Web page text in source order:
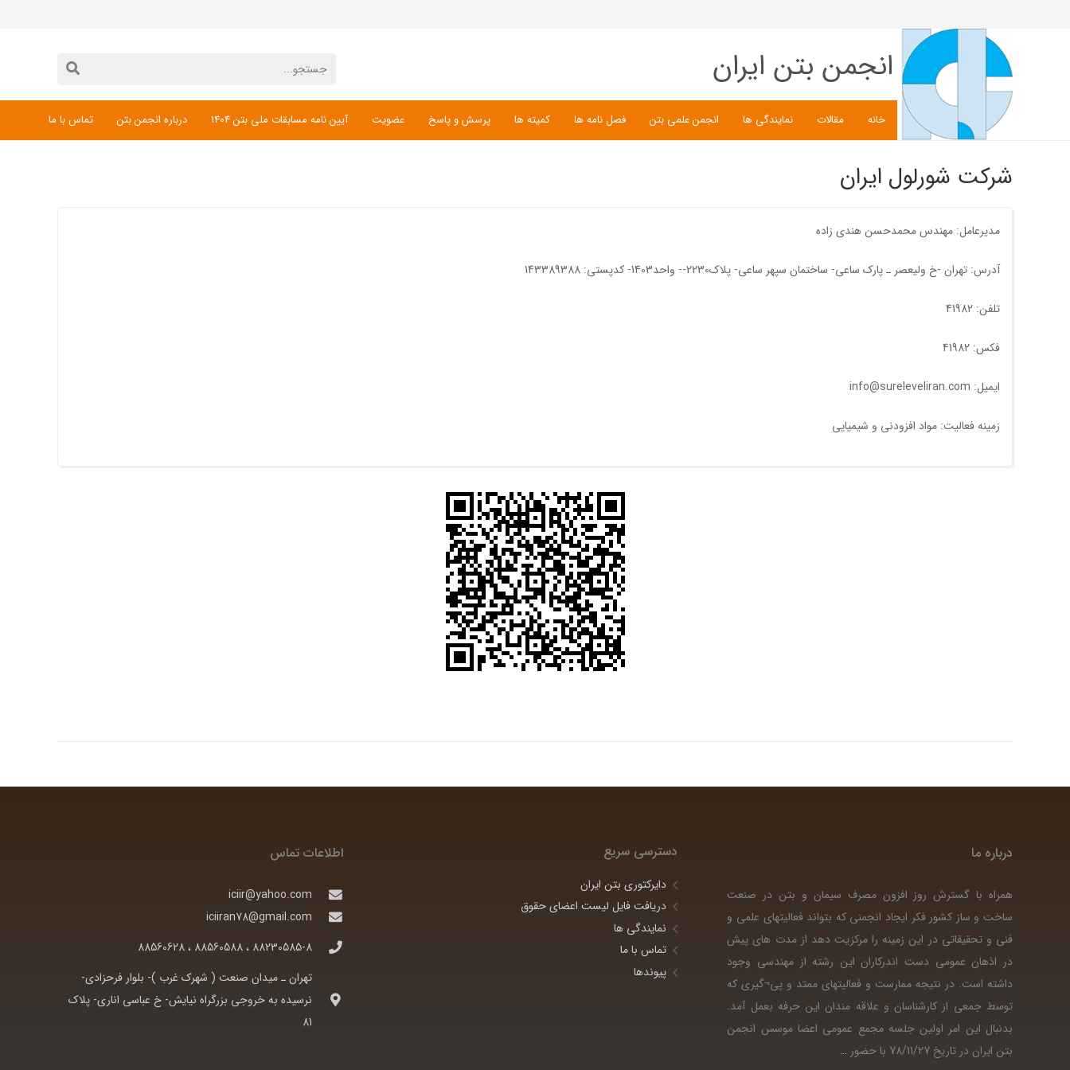
انجمن بتن ایران
خانه مقالات نمایندگی ها انجمن علمی بتن فصل نامه ها کمیته ها پرسش و پاسخ عضویت آیین نامه مسابقات ملی بتن 1404 درباره انجمن بتن تماس با ما
شرکت شورلول ایران
مدیرعامل: مهندس محمدحسن هندی زاده
آدرس: تهران -خ ولیعصر ـ پارک ساعی- ساختمان سپهر ساعی- پلاک2230-- واحد1403- کدپستی: 143389388
تلفن: 41982
فکس: 41982
ایمیل: info@sureleveliran.com
زمینه فعالیت: مواد افزودنی و شیمیایی
درباره ما
همراه با گسترش روز افزون مصرف سیمان و بتن در صنعت
ساخت و ساز کشور فکر ایجاد انجمنی که بتواند فعالیتهای علمی و
فنی و تحقیقاتی در این زمینه را مرکزیت دهد از مدت های پیش
در اذهان عمومی دست اندرکاران این رشته از مهندسی وجود
داشته است. در نتیجه ممارست و فعالیتهای ممتد و پی¬گیری که
توسط جمعی از کارشناسان و علاقه مندان این حرفه بعمل آمد.
بدنبال این امر اولین جلسه مجمع عمومی اعضا موسس انجمن
بتن ایران در تاریخ 78/11/27 با حضور
…
دسترسی سریع
دایرکتوری بتن ایران
دریافت فایل لیست اعضای حقوق
نمایندگی ها
تماس با ما
پیوندها
اطلاعات تماس
iciir@yahoo.com
iciiran78@gmail.com
88230585-8 ، 88560588 ، 88560628
تهران ـ ميدان صنعت ( شهرک غرب )- بلوار فرحزادی-
نرسيده به خروجی بزرگراه نيايش- خ عباسی اناری- پلاک
81